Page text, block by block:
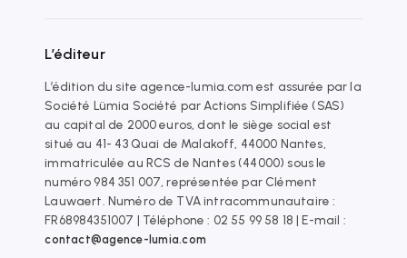
L’éditeur
L’édition du site agence-lumia.com est assurée par la
Société Lümia Société par Actions Simplifiée (SAS)
au capital de 2000 euros, dont le siège social est
situé au 41- 43 Quai de Malakoff, 44000 Nantes,
immatriculée au RCS de Nantes (44000) sous le
numéro 984 351 007, représentée par Clément
Lauwaert. Numéro de TVA intracommunautaire :
FR68984351007 | Téléphone : 02 55 99 58 18 | E-mail :
contact@agence-lumia.com